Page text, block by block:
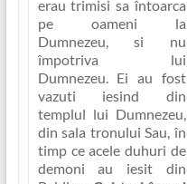
erau trimisi sa întoarca
pe oameni la
Dumnezeu, si nu
împotriva lui
Dumnezeu. Ei au fost
vazuti iesind din
templul lui Dumnezeu,
din sala tronului Sau, în
timp ce acele duhuri de
demoni au iesit din